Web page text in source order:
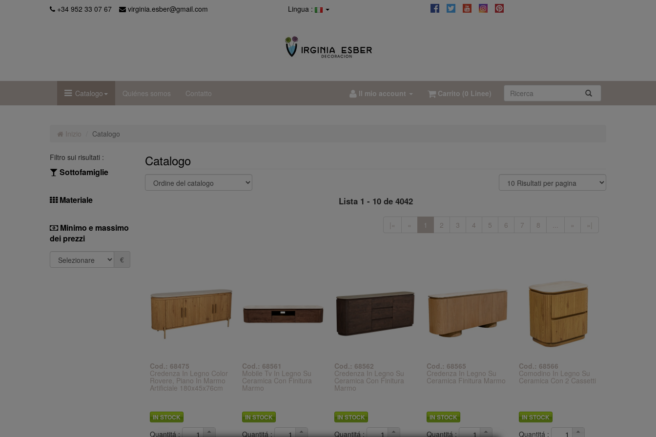
+34 952 33 07 67 virginia.esber@gmail.com Lingua :
Catalogo Quiénes somos Contatto Il mio account Carrito (0 Linee)
Inizio Catalogo
Filtro sui risultati :
Sottofamiglie
Materiale
Minimo e massimo
dei prezzi
€
Catalogo
Lista 1 - 10 de 4042
|« « 1 2 3 4 5 6 7 8 ... » »|
Cod.: 68475
Credenza In Legno Color
Rovere, Piano In Marmo
Artificiale 180x45x76cm
IN STOCK
Quantitá :
Cod.: 68561
Mobile Tv In Legno Su
Ceramica Con Finitura
Marmo
IN STOCK
Quantitá :
Cod.: 68562
Credenza In Legno Su
Ceramica Con Finitura
Marmo
IN STOCK
Quantitá :
Cod.: 68565
Credenza In Legno Su
Ceramica Finitura Marmo
IN STOCK
Quantitá :
Cod.: 68566
Comodino In Legno Su
Ceramica Con 2 Cassetti
IN STOCK
Quantitá :